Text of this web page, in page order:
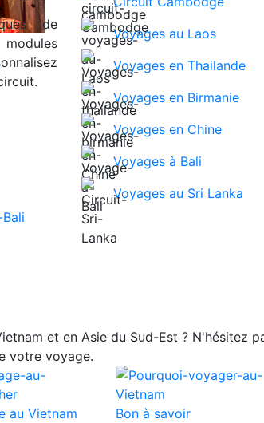
de
Voyages au Laos
Voyages en Thailande
Voyages en Birmanie
Voyages en Chine
Voyages à Bali
Voyages au Sri Lanka
et en Asie du Sud-Est ? N'hésitez
votre voyage.
au Vietnam
Bon à savoir